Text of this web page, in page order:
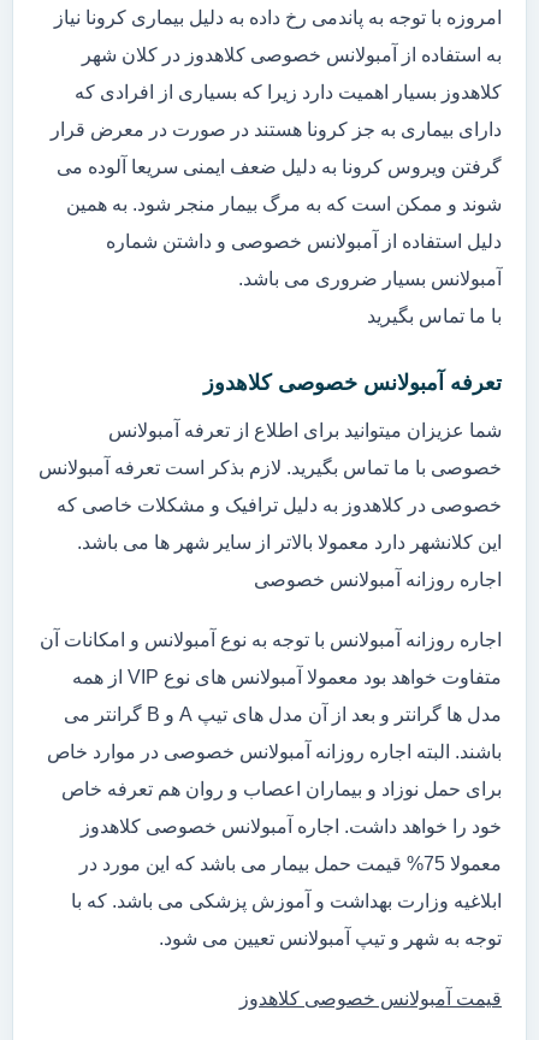
امروزه با توجه به پاندمی رخ داده به دلیل بیماری کرونا نیاز
به استفاده از آمبولانس خصوصی کلاهدوز در کلان شهر
کلاهدوز بسیار اهمیت دارد زیرا که بسیاری از افرادی که
دارای بیماری به جز کرونا هستند در صورت در معرض قرار
گرفتن ویروس کرونا به دلیل ضعف ایمنی سریعا آلوده می
شوند و ممکن است که به مرگ بیمار منجر شود. به همین
دلیل استفاده از آمبولانس خصوصی و داشتن شماره
آمبولانس بسیار ضروری می باشد.
با ما تماس بگیرید
تعرفه آمبولانس خصوصی کلاهدوز
شما عزیزان میتوانید برای اطلاع از تعرفه آمبولانس
خصوصی با ما تماس بگیرید. لازم بذکر است تعرفه آمبولانس
خصوصی در کلاهدوز به دلیل ترافیک و مشکلات خاصی که
این کلانشهر دارد معمولا بالاتر از سایر شهر ها می باشد.
اجاره روزانه آمبولانس خصوصی
اجاره روزانه آمبولانس با توجه به نوع آمبولانس و امکانات آن
متفاوت خواهد بود معمولا آمبولانس های نوع VIP از همه
مدل ها گرانتر و بعد از آن مدل های تیپ A و B گرانتر می
باشند. البته اجاره روزانه آمبولانس خصوصی در موارد خاص
برای حمل نوزاد و بیماران اعصاب و روان هم تعرفه خاص
خود را خواهد داشت. اجاره آمبولانس خصوصی کلاهدوز
معمولا 75% قیمت حمل بیمار می باشد که این مورد در
ابلاغیه وزارت بهداشت و آموزش پزشکی می باشد. که با
توجه به شهر و تیپ آمبولانس تعیین می شود.
قیمت آمبولانس خصوصی کلاهدوز